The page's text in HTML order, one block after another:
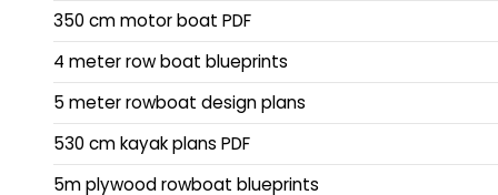
350 cm motor boat PDF
4 meter row boat blueprints
5 meter rowboat design plans
530 cm kayak plans PDF
5m plywood rowboat blueprints